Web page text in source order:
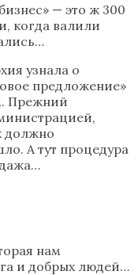
— это ж 300
когда валили
узнала о
предложение»
Прежний
должно
А тут процедура
нам
и добрых людей…